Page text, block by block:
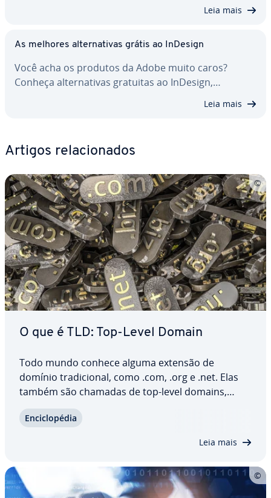
Leia mais
As melhores al­ter­na­ti­vas grátis ao InDesign
Você acha os produtos da Adobe muito caros?
Conheça al­ter­na­ti­vas gratuitas ao InDesign,…
Leia mais
Artigos re­la­ci­o­na­dos
O que é TLD: Top-Level Domain
Todo mundo conhece alguma extensão de
domínio tra­di­ci­o­nal, como .com, .org e .net. Elas
também são chamadas de top-level domains,
Descubra o peso desta sigla e o im­por­tante papel
En­ci­clo­pé­dia
Leia mais